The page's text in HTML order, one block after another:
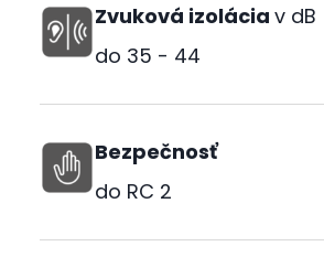
Zvuková izolácia v dB
do 35 - 44
Bezpečnosť
do RC 2